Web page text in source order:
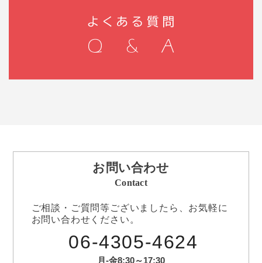
お問い合わせ
Contact
ご相談・ご質問等ございましたら、お気軽に
お問い合わせください。
06-4305-4624
月-金8:30～17:30